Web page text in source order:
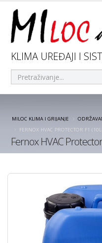
KLIMA UREĐAJI I
MILOC KLIMA I GRIJANJE
FERNOX HVAC PROTECTOR F1
Fernox HVAC